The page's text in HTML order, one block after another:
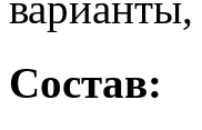
Состав: